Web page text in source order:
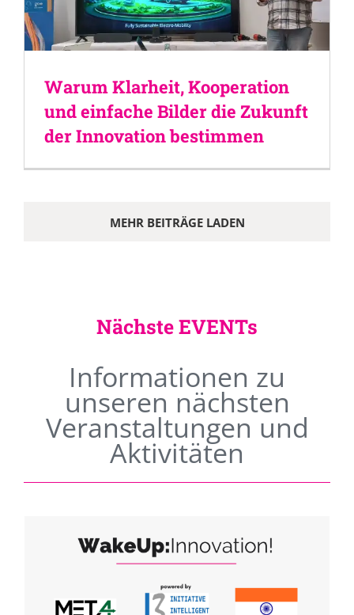
Warum Klarheit, Kooperation
und einfache Bilder die Zukunft
der Innovation bestimmen
MEHR BEITRÄGE LADEN
Nächste EVENTs
Informationen zu
unseren nächsten
Veranstaltungen und
Aktivitäten